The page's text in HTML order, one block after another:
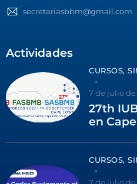
secretariasbbm@gmail.com
Actividades
CURSOS,
7 de julio de
27th
en
CURSOS,